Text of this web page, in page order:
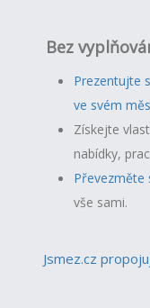
Bez
Prezentujte
ve svém
Získejte
nabídky,
Převezměte
vše sami.
Jsmez.cz